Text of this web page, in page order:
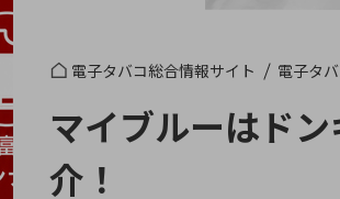
電子タバコ総合情報サイト 電子タ
マイブルーはド
介！